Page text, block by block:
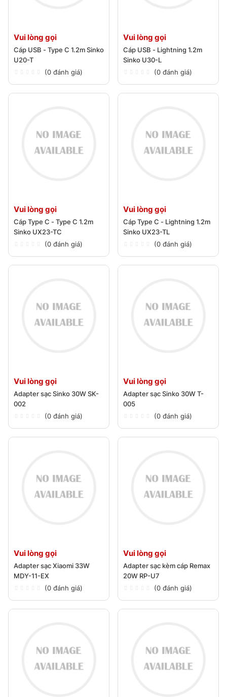
Vui lòng gọi
Cáp USB - Type C 1.2m Sinko
U20-T
(0 đánh giá)
Vui lòng gọi
Cáp USB - Lightning 1.2m
Sinko U30-L
(0 đánh giá)
Vui lòng gọi
Cáp Type C - Type C 1.2m
Sinko UX23-TC
(0 đánh giá)
Vui lòng gọi
Cáp Type C - Lightning 1.2m
Sinko UX23-TL
(0 đánh giá)
Vui lòng gọi
Adapter sạc Sinko 30W SK-
002
(0 đánh giá)
Vui lòng gọi
Adapter sạc Sinko 30W T-
005
(0 đánh giá)
Vui lòng gọi
Adapter sạc Xiaomi 33W
MDY-11-EX
(0 đánh giá)
Vui lòng gọi
Adapter sạc kèm cáp Remax
20W RP-U7
(0 đánh giá)